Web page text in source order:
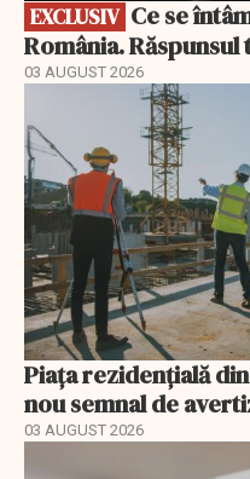
EXCLUSIV
România. Răspunsul
03 AUGUST 2026
Piața rezidențială
nou semnal de
03 AUGUST 2026